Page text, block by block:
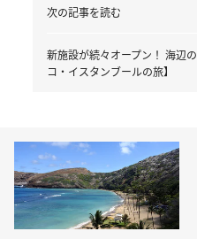
次の記事を読む
新施設が続々オープン！ 海辺
コ・イスタンブールの旅】